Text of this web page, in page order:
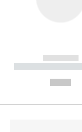
------------
-----------